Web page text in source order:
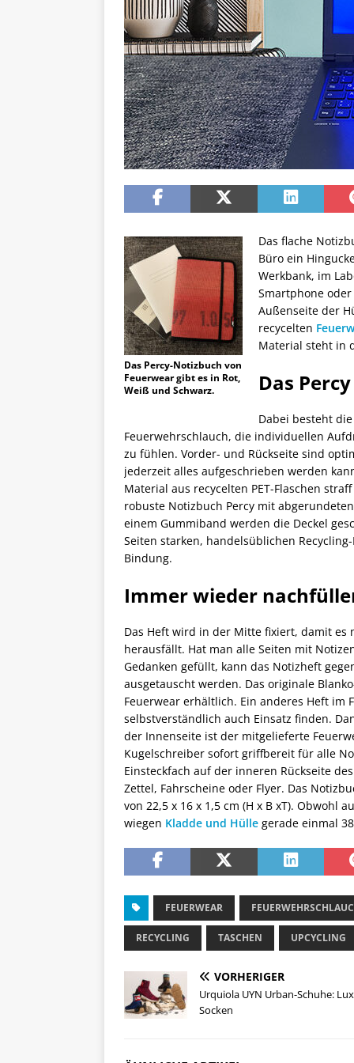
Das Percy-Notizbuch von
Feuerwear gibt es in Rot,
Weiß und Schwarz.
Das flache
Büro ein
Werkbank, im
Smartphone
Außenseite der
recycelten
Material steht in
Das
Dabei besteht
Feuerwehrschlauch, die individuellen
zu fühlen. Vorder- und Rückseite sind
jederzeit alles aufgeschrieben werden
Material aus recycelten PET-Flaschen
robuste Notizbuch Percy mit
einem Gummiband werden die Deckel
Seiten starken, handelsüblichen
Bindung.
Immer wieder
Das Heft wird in der Mitte fixiert, damit es
herausfällt. Hat man alle Seiten mit
Gedanken gefüllt, kann das Notizheft
ausgetauscht werden. Das originale
Feuerwear erhältlich. Ein anderes Heft im
selbstverständlich auch Einsatz finden.
der Innenseite ist der mitgelieferte
Kugelschreiber sofort griffbereit für alle
Einsteckfach auf der inneren Rückseite
Zettel, Fahrscheine oder Flyer. Das
von 22,5 x 16 x 1,5 cm (H x B xT). Obwohl
wiegen Kladde und Hülle gerade einmal
FEUERWEAR
RECYCLING TASCHEN UPCYCLING
VORHERIGER
Urquiola UYN Urban-Schuhe:
Socken